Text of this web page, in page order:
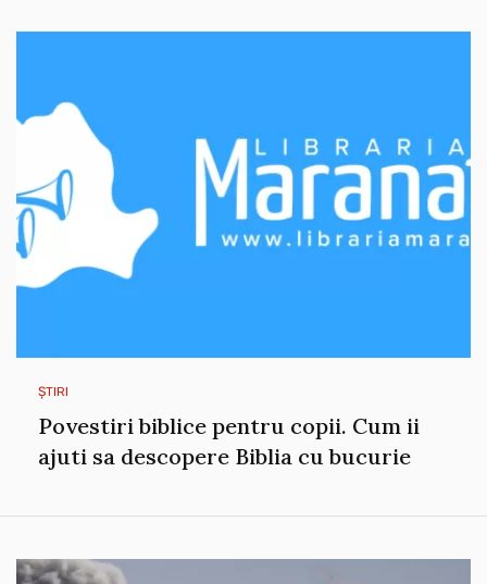
ȘTIRI
Povestiri biblice pentru copii. Cum ii
ajuti sa descopere Biblia cu bucurie